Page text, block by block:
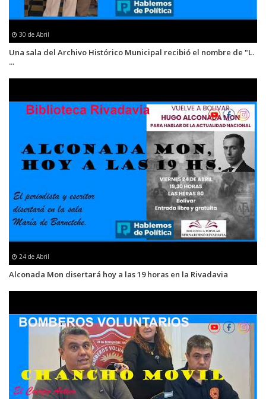
30 de Abril
Una sala del Archivo Histórico Municipal recibió el nombre de "L.
...
24 de Abril
Alconada Mon disertará hoy a las 19 horas en la Rivadavia